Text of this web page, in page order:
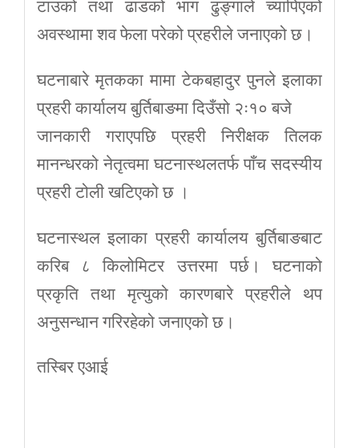
टाउको तथा ढाडको भाग ढुङ्गाले च्यापिएको
अवस्थामा शव फेला परेको प्रहरीले जनाएको छ।
घटनाबारे मृतकका मामा टेकबहादुर पुनले इलाका
प्रहरी कार्यालय बुर्तिबाङमा दिउँसो २ः१० बजे
जानकारी गराएपछि प्रहरी निरीक्षक तिलक
मानन्धरको नेतृत्वमा घटनास्थलतर्फ पाँच सदस्यीय
प्रहरी टोली खटिएको छ ।
घटनास्थल इलाका प्रहरी कार्यालय बुर्तिबाङबाट
करिब ८ किलोमिटर उत्तरमा पर्छ। घटनाको
प्रकृति तथा मृत्युको कारणबारे प्रहरीले थप
अनुसन्धान गरिरहेको जनाएको छ।
तस्बिर एआई